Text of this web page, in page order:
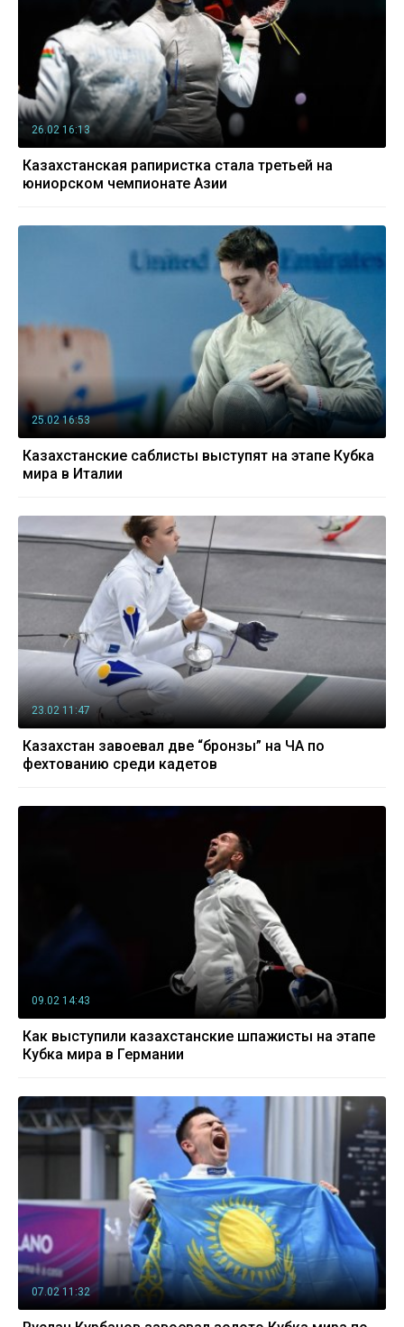
26.02 16:13
Казахстанская рапиристка стала третьей на
юниорском чемпионате Азии
25.02 16:53
Казахстанские саблисты выступят на этапе Кубка
мира в Италии
23.02 11:47
Казахстан завоевал две “бронзы” на ЧА по
фехтованию среди кадетов
09.02 14:43
Как выступили казахстанские шпажисты на этапе
Кубка мира в Германии
07.02 11:32